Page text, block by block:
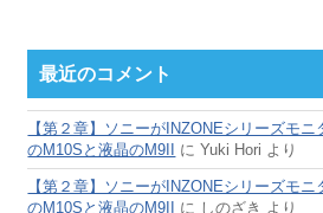
最近のコメント
【第２章】ソニーがINZONEシリーズモ
のM10Sと液晶のM9II にYuki Hori より
【第２章】ソニーがINZONEシリーズモ
のM10Sと液晶のM9II に しのざき より